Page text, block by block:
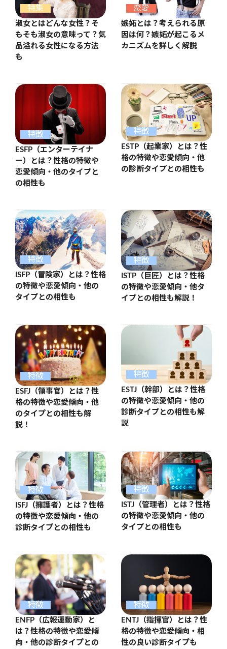
特集
淑女とはどんな女性？そ
もそも淑女の意味って？気
品溢れる女性になる方法
も
恋愛
嫉妬とは？考えられる原
因は何？嫉妬が起こるメ
カニズムを詳しく解説
特徴
ESFP（エンターテイナ
ー）とは？性格の特徴や
恋愛傾向・他のタイプと
の相性も
特徴
ESTP（起業家）とは？性
格の特徴や恋愛傾向・他
の診断タイプとの相性も
特徴
ISFP（冒険家）とは？性格
の特徴や恋愛傾向・他の
タイプとの相性も
特徴
ISTP（巨匠）とは？性格
の特徴や恋愛傾向・他タ
イプとの相性も解説！
特徴
ESFJ（領事官）とは？性
格の特徴や恋愛傾向・他
のタイプとの相性も解
説！
特徴
ESTJ（幹部）とは？性格
の特徴や恋愛傾向・他の
診断タイプとの相性も解
説
特徴
ISFJ（擁護者）とは？性格
の特徴や恋愛傾向・他の
診断タイプとの相性も
特徴
ISTJ（管理者）とは？性格
の特徴や恋愛傾向・他の
タイプとの相性も
特徴
ENFP（広報運動家）と
は？性格の特徴や恋愛傾
向・他の診断タイプとの
特徴
ENTJ（指揮官）とは？性
格の特徴や恋愛傾向・相
性の良い診断タイプも